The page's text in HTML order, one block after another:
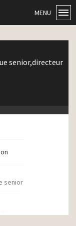
MENU
senior,directeur
senior